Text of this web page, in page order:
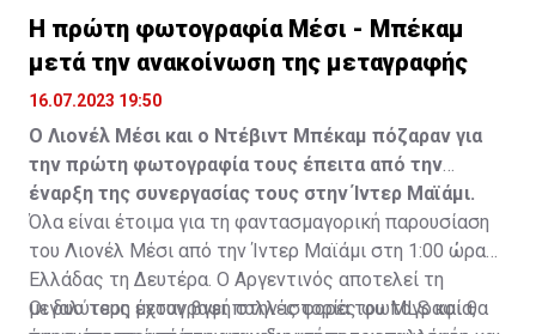
Η πρώτη φωτογραφία Μέσι - Μπέκαμ
μετά την ανακοίνωση της μεταγραφής
16.07.2023 19:50
Ο Λιονέλ Μέσι και ο Ντέβιντ Μπέκαμ πόζαραν για
την πρώτη φωτογραφία τους έπειτα από την
έναρξη της συνεργασίας τους στην Ίντερ Μαϊάμι.
Όλα είναι έτοιμα για τη φαντασμαγορική παρουσίαση
του Λιονέλ Μέσι από την Ίντερ Μαϊάμι στη 1:00 ώρα
Ελλάδας τη Δευτέρα. Ο Αργεντινός αποτελεί τη
μεγαλύτερη μεταγραφή στην ιστορία του MLS και θα
Οι δυο τους έχουν βγει πολλές φορές φωτογραφία,